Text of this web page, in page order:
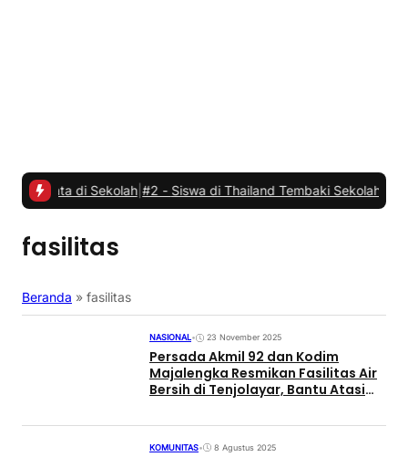
di Sekolah |#2 -Siswa di Thailand Tembaki Sekolahnya, Tujuh
fasilitas
Beranda » fasilitas
NASIONAL• 23 November 2025
Persada Akmil 92 dan Kodim
Majalengka Resmikan Fasilitas Air
Bersih di Tenjolayar, Bantu Atasi
KOMUNITAS• 8 Agustus 2025